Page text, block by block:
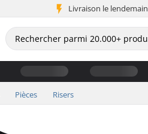
Livraison le lendemain
Pièces Risers